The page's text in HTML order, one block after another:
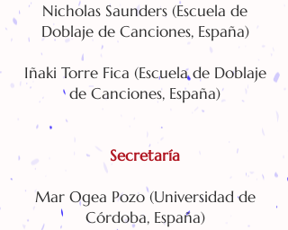
Nicholas Saunders (Escuela de
Doblaje de Canciones, España)
Iñaki Torre Fica (Escuela de Doblaje
de Canciones, España)
Secretaría
Mar Ogea Pozo (Universidad de
Córdoba, España)